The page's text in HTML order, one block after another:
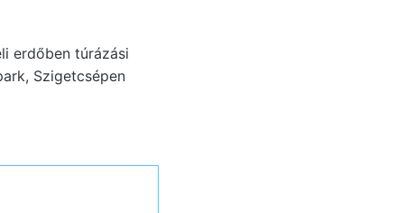
erdőben túrázási
Szigetcsépen